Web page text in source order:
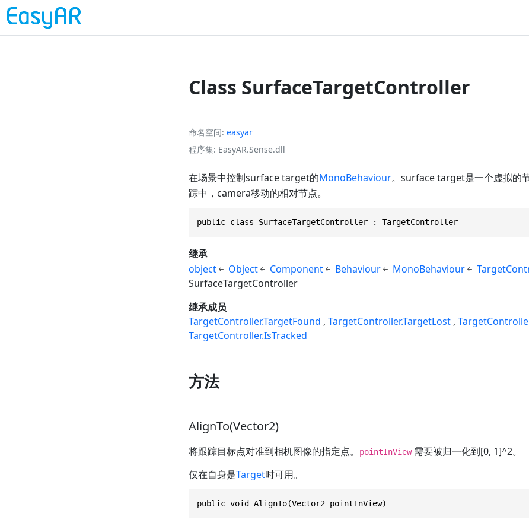
Class SurfaceTargetController
命名空间 easyar
程序集 EasyAR.Sense.dll
在场景中控制surface target的MonoBehaviour。surface target是一个虚拟的
踪中，camera移动的相对节点。
public class SurfaceTargetController : TargetController
继承
object
Object Component Behaviour MonoBehaviour
SurfaceTargetController
继承成员
TargetController.TargetFound TargetController.TargetLost
TargetController.IsTracked
方法
AlignTo(Vector2)
将跟踪目标点对准到相机图像的指定点。 pointInView需要被归一化到[0, 1]^2。
仅在自身是Target时可用。
public void AlignTo(Vector2 pointInView)